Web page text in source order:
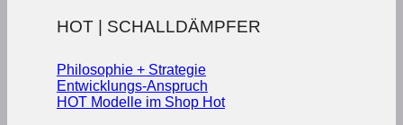
HOT | SCHALLDÄMPFER
Philosophie + Strategie
Entwicklungs-Anspruch
HOT Modelle im Shop